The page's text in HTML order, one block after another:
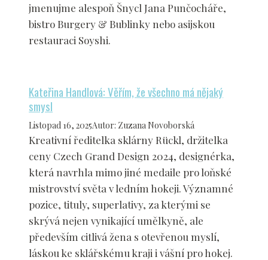
jmenujme alespoň Šnycl Jana Punčocháře,
bistro Burgery & Bublinky nebo asijskou
restauraci Soyshi.
Kateřina Handlová: Věřím, že všechno má nějaký
smysl
Listopad 16, 2025Autor: Zuzana Novoborská
Kreativní ředitelka sklárny Rückl, držitelka
ceny Czech Grand Design 2024, designérka,
která navrhla mimo jiné medaile pro loňské
mistrovství světa v ledním hokeji. Významné
pozice, tituly, superlativy, za kterými se
skrývá nejen vynikající umělkyně, ale
především citlivá žena s otevřenou myslí,
láskou ke sklářskému kraji i vášní pro hokej.